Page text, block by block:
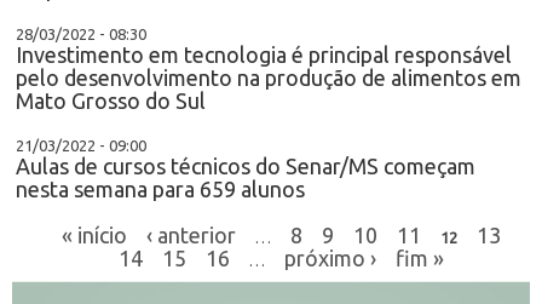
28/03/2022 - 08:30
Investimento em tecnologia é principal responsável
pelo desenvolvimento na produção de alimentos em
Mato Grosso do Sul
21/03/2022 - 09:00
Aulas de cursos técnicos do Senar/MS começam
nesta semana para 659 alunos
« início
‹ anterior 8 9 10 11 12
13
14
15 16 próximo › fim »